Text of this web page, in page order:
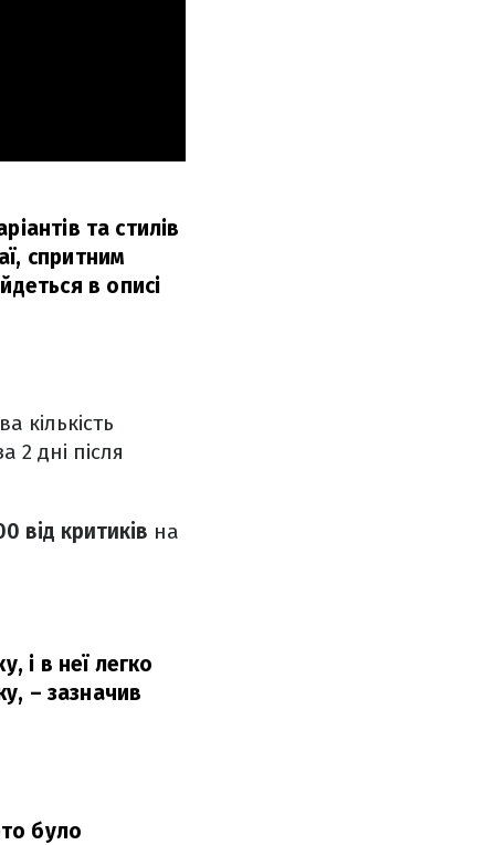
та стилів
спритним
в описі
кількість
2 дні після
від критиків на
і в неї легко
– зазначив
було